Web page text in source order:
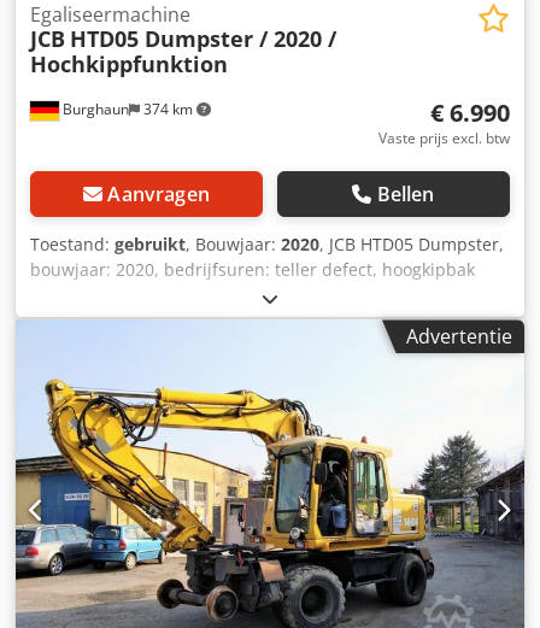
Burghaun 374 km
Egaliseermachine
JCB HTD05 Dumpster / 2020 /
Hochkippfunktion
€ 6.990
Vaste prijs excl. btw
Aanvragen Bellen
Toestand: gebruikt, Bouwjaar: 2020, JCB HTD05 Dumpster,
bouwjaar: 2020, bedrijfsuren: teller defect, hoogkipbak
motor: Kohler [4,4 kW/5,9 pk], gewicht: 515 kg, kiephoogte:
1.450 mm, breedte: 706 mm, laadvermogen: 500 kg, Duits
voertuig, van eerste eigenaar, in goede staat, direct
financieringsvoorstel aan. Dhr. Mihm (tel.) staat u graag te
woord. Meer informatie vindt u op onze website.
Wijzigingen en tussentijdse verkoop voorbehouden! =
Verdere informatie = Dodpfx Ajywdfxjgdskr Aandrijving:
Rups Neem contact op met Tobias Ebert voor meer
informatie.
Advertentie